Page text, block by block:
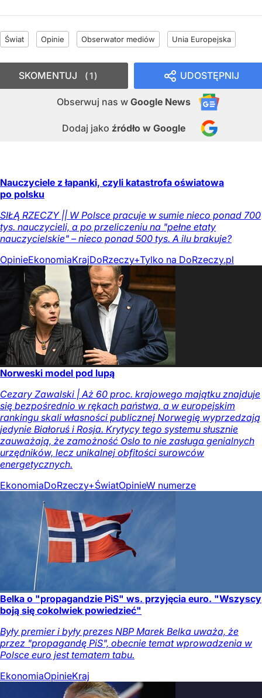
Świat Opinie Obserwator mediów Unia Europejska
UDOSTĘPNIJ
Obserwuj nas w Google News
Dodaj jako źródło w Google
SKOMENTUJ 1
Nauczyciele z łapanki, czyli katastrofa oświatowa
po polsku
SIŁĄ RZECZY || W Polsce pracuje w sumie nieco ponad 700
tys. nauczycieli, a po przeliczeniu na "pełne etaty
nauczycielskie" – nieco ponad 500 tys. A ilu brakuje?
OpinieEkonomiaKrajDoRzeczy+Tylko na DoRzeczy.pl
Norweski model pod lupą
Cezary Zawalski | Aż 60 proc. krajowego majątku znajduje
się bezpośrednio w rękach państwa, a w europejskim
rankingu skali własności publicznej Norwegię wyprzedzają
jedynie Białoruś i Rosja. Krytycy tego systemu słusznie
zauważają, że zamożność Oslo to nie zasługa genialnych
urzędników, lecz unikalnej obfitości surowców
energetycznych.
EkonomiaDoRzeczy+ŚwiatOpinieW numerze
Belka o "propagandzie PiS" ws. przyjęcia euro. "Wszyscy
boją się cokolwiek powiedzieć"
Były premier i były prezes NBP Marek Belka uważa, że
przez "propagandę PiS", obecnie temat wprowadzenia w
Polsce euro jest tematem tabu.
EkonomiaOpinieKraj